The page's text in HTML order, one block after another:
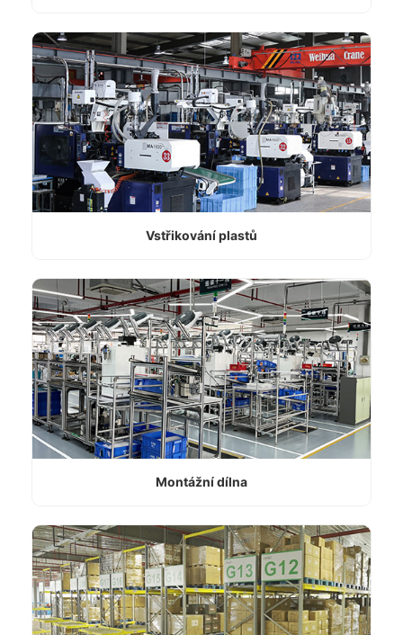
Vstřikování plastů
Montážní dílna